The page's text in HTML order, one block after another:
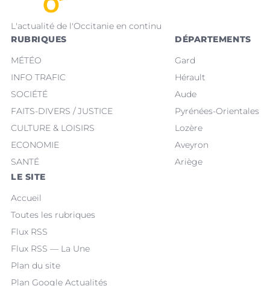
L'actualité de l'Occitanie en continu
RUBRIQUES
MÉTÉO
INFO TRAFIC
SOCIÉTÉ
FAITS-DIVERS / JUSTICE
CULTURE & LOISIRS
ECONOMIE
SANTÉ
DÉPARTEMENTS
Gard
Hérault
Aude
Pyrénées-Orientales
Lozère
Aveyron
Ariège
LE SITE
Accueil
Toutes les rubriques
Flux RSS
Flux RSS — La Une
Plan du site
Plan Google Actualités